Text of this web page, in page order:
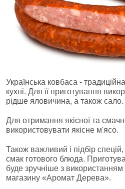
Українська ковбаса -
кухні. Для її приготування
рідше яловичина, а також сало.
Для отримання якісної та
використовувати якісне м'ясо.
Також важливий і підбір
смак готового блюда.
буде зручніше з використанням
магазину «Аромат Дерева».